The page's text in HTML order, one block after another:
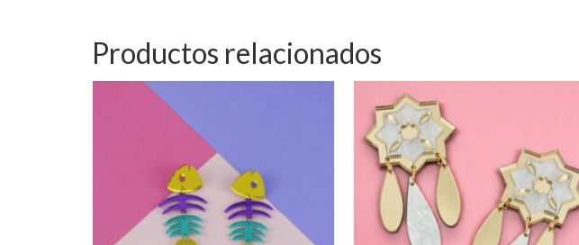
Productos relacionados